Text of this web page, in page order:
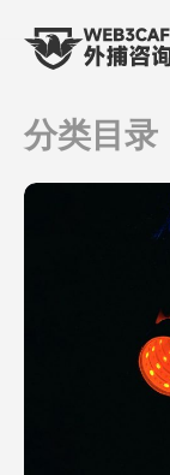
分类目录